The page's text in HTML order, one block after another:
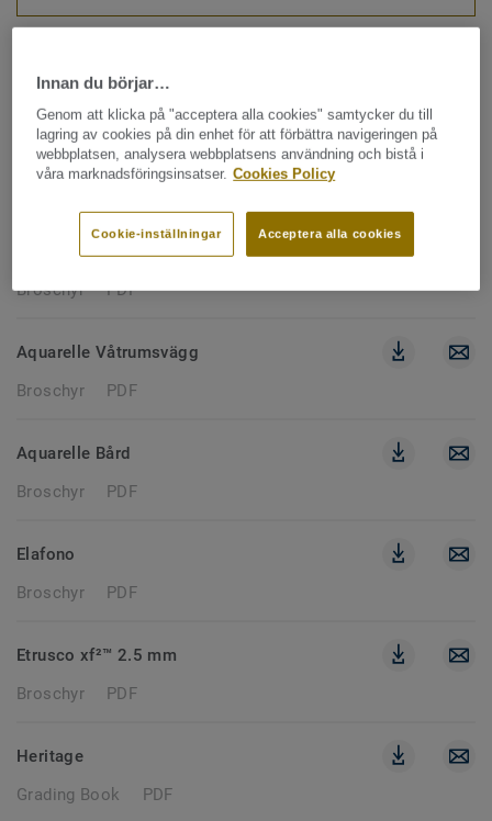
216 documents
BROSCHYR
Aquarelle Våtrumsmatta
Broschyr
PDF
Aquarelle Våtrumsvägg
Broschyr
PDF
Aquarelle Bård
Broschyr
PDF
Elafono
Broschyr
PDF
Etrusco xf²™ 2.5 mm
Broschyr
PDF
Heritage
Grading Book
PDF
Innan du börjar…
Genom att klicka på "acceptera alla cookies" samtycker du till
lagring av cookies på din enhet för att förbättra navigeringen på
webbplatsen, analysera webbplatsens användning och bistå i
våra marknadsföringsinsatser. Cookies Policy
Acceptera alla cookies
Cookie-inställningar